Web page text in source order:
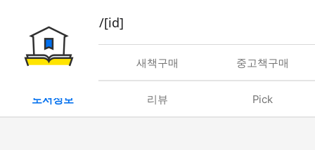
book/rent/[id]
대여 새책구매 중고책구매
도서정보 리뷰 Pick